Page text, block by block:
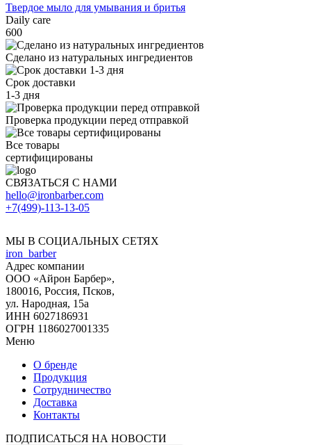
Твердое мыло для умывания и бритья
Daily care
600
Сделано из натуральных ингредиентов
Срок доставки
1-3 дня
Проверка продукции перед отправкой
Все товары
сертифицированы
СВЯЗАТЬСЯ С НАМИ
hello@ironbarber.com
+7(499)-113-13-05
МЫ В СОЦИАЛЬНЫХ СЕТЯХ
iron_barber
Адрес компании
ООО «Айрон Барбер»,
180016, Россия, Псков,
ул. Народная, 15а
ИНН 6027186931
ОГРН 1186027001335
Меню
О бренде
Продукция
Сотрудничество
Доставка
Контакты
ПОДПИСАТЬСЯ НА НОВОСТИ